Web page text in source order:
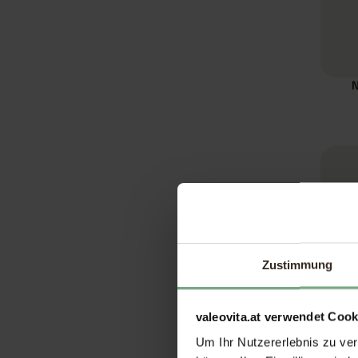
Zustimmung
valeovita.at verwendet
Um Ihr Nutzererlebnis zu